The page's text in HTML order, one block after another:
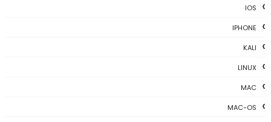
IOS
IPHONE
KALI
LINUX
MAC
MAC-OS